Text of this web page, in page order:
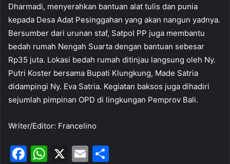
Dharmadi, menyerahkan bantuan alat tulis dan punia
kepada Desa Adat Pesinggahan yang akan nangun yadnya.
Bersumber dari urunan staf, Satpol PP juga membantu
bedah rumah Nengah Suarta dengan bantuan sebesar
Rp35 juta. Lokasi bedah rumah ditinjau langsung oleh Ny.
Putri Koster bersama Bupati Klungkung, Made Satria
didampingi Ny. Eva Satria. Kegiatan baksos juga dihadiri
sejumlah pimpinan OPD di lingkungan Pemprov Bali.
Writer/Editor: Francelino
F
W X
E